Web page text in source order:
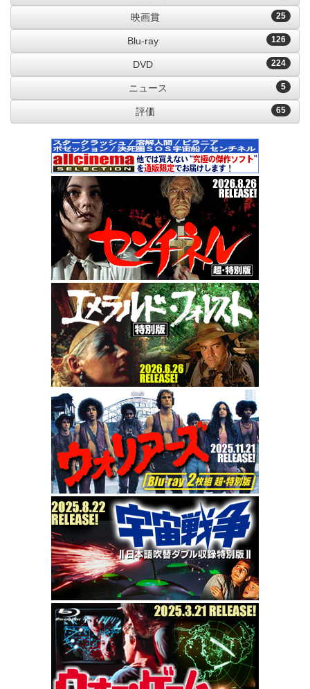
25
映画賞
126
Blu-ray
224
DVD
5
ニュース
65
評価